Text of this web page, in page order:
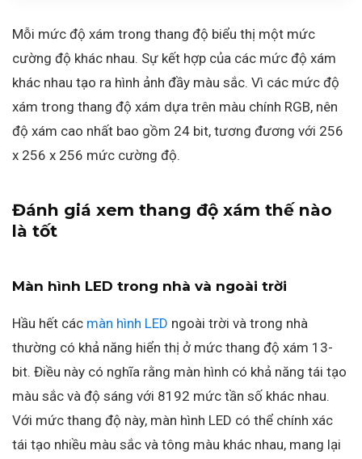
Mỗi mức độ xám trong thang độ biểu thị một mức
cường độ khác nhau. Sự kết hợp của các mức độ xám
khác nhau tạo ra hình ảnh đầy màu sắc. Vì các mức độ
xám trong thang độ xám dựa trên màu chính RGB, nên
độ xám cao nhất bao gồm 24 bit, tương đương với 256
x 256 x 256 mức cường độ.
Đánh giá xem thang độ xám thế nào
là tốt
Màn hình LED trong nhà và ngoài trời
Hầu hết các màn hình LED ngoài trời và trong nhà
thường có khả năng hiển thị ở mức thang độ xám 13-
bit. Điều này có nghĩa rằng màn hình có khả năng tái tạo
màu sắc và độ sáng với 8192 mức tần số khác nhau.
Với mức thang độ này, màn hình LED có thể chính xác
tái tạo nhiều màu sắc và tông màu khác nhau, mang lại